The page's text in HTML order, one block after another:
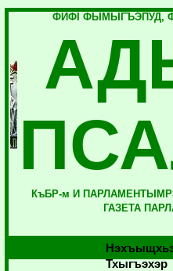
ФИФI ФЫМЫГЪЭПУД,
КъБР-м И
ГАЗЕТА
Тхыгъэхэр